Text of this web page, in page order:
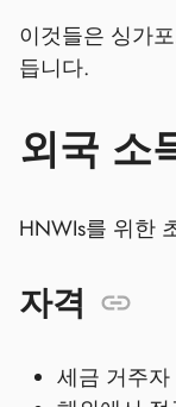
이것들은 싱가
듭니다.
외국 소
HNWIs를 위한
자격
세금 거주